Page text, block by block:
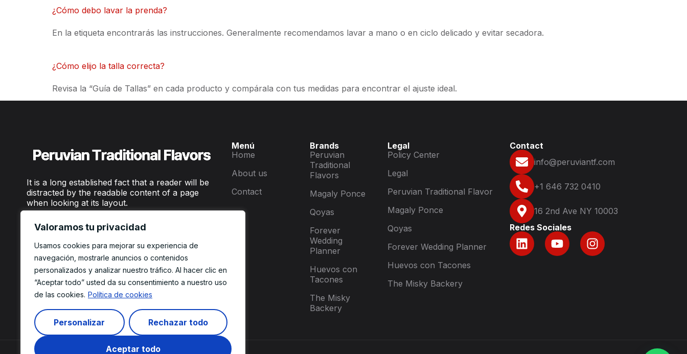
Valoramos tu privacidad
Usamos cookies para mejorar su experiencia de
navegación, mostrarle anuncios o contenidos
personalizados y analizar nuestro tráfico. Al hacer clic en
“Aceptar todo” usted da su consentimiento a nuestro uso
de las cookies. Política de cookies
Personalizar Rechazar todo
Aceptar todo
¿Cómo debo lavar la prenda?
En la etiqueta encontrarás las instrucciones. Generalmente recomendamos lavar a mano o en ciclo delicado y evitar secadora.
¿Cómo elijo la talla correcta?
Revisa la “Guía de Tallas” en cada producto y compárala con tus medidas para encontrar el ajuste ideal.
It is a long established fact that a reader will be
distracted by the readable content of a page
when looking at its layout.
Menú
Home
About us
Contact
Brands
Peruvian
Traditional
Flavors
Magaly Ponce
Qoyas
Forever
Wedding
Planner
Huevos con
Tacones
The Misky
Backery
Legal
Policy Center
Legal
Peruvian Traditional Flavor
Magaly Ponce
Qoyas
Forever Wedding Planner
Huevos con Tacones
The Misky Backery
Contact
info@peruviantf.com
+1 646 732 0410
16 2nd Ave NY 10003
Redes Sociales